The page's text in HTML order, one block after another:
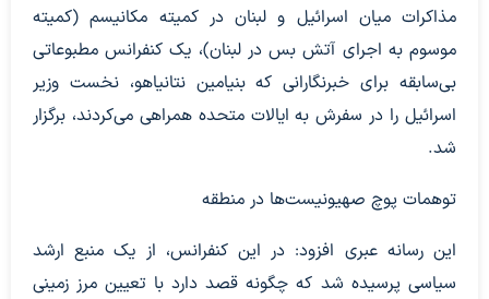
مذاکرات میان اسرائیل و لبنان در کمیته مکانیسم (کمیته
موسوم به اجرای آتش بس در لبنان)، یک کنفرانس مطبوعاتی
بی‌سابقه برای خبرنگارانی که بنیامین نتانیاهو، نخست وزیر
اسرائیل را در سفرش به ایالات متحده همراهی می‌کردند، برگزار
شد.
توهمات پوچ صهیونیست‌ها در منطقه
این رسانه عبری افزود: در این کنفرانس، از یک منبع ارشد
سیاسی پرسیده شد که چگونه قصد دارد با تعیین مرز زمینی